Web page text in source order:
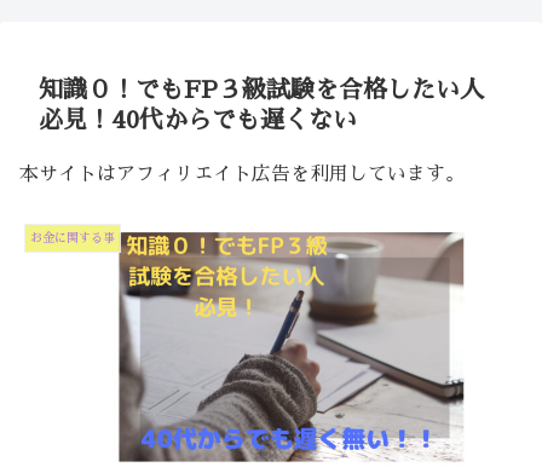
知識０！でもFP３級試験を合格したい人
必見！40代からでも遅くない
本サイトはアフィリエイト広告を利用しています。
お金に関する事